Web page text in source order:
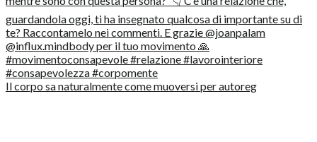
Il corpo sa naturalmente come muoversi per autoreg